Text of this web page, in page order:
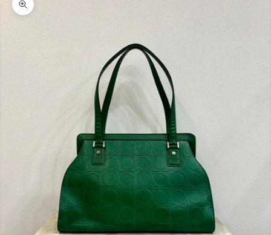
ズームイン